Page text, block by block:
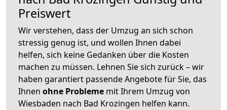
Preiswert
Wir verstehen, dass der Umzug an sich schon
stressig genug ist, und wollen Ihnen dabei
helfen, sich keine Gedanken über die Kosten
machen zu müssen. Lehnen Sie sich zurück – wir
haben garantiert passende Angebote für Sie, das
Ihnen ohne Probleme mit Ihrem Umzug von
Wiesbaden nach Bad Krozingen helfen kann.